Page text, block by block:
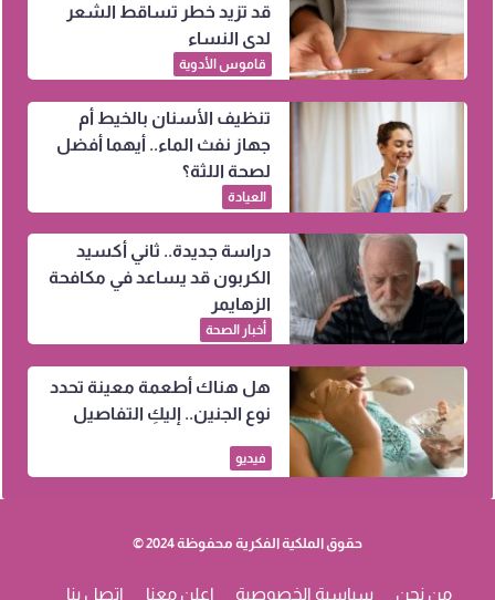
قد تزيد خطر تساقط الشعر
لدى النساء
قاموس الأدوية
تنظيف الأسنان بالخيط أم
جهاز نفث الماء.. أيهما أفضل
لصحة اللثة؟
العيادة
دراسة جديدة.. ثاني أكسيد
الكربون قد يساعد في مكافحة
الزهايمر
أخبار الصحة
هل هناك أطعمة معينة تحدد
نوع الجنين.. إليكِ التفاصيل
فيديو
حقوق الملكية الفكرية محفوظة 2024 ©
من نحن سياسية الخصوصية إعلن معنا اتصل بنا